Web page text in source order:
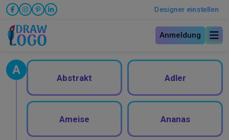
Designer einstellen
Anmeldung
A
Abstrakt Adler
Ameise Ananas